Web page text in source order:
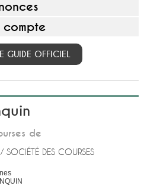
compte
GUIDE OFFICIEL
de
SOCIÉTÉ DES COURSES